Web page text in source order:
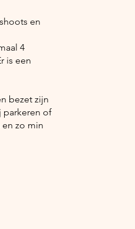
en
4
is een
bezet zijn
parkeren of
zo min